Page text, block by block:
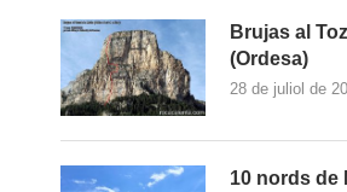
Brujas al
(Ordesa)
28 de juliol de
10 nords de